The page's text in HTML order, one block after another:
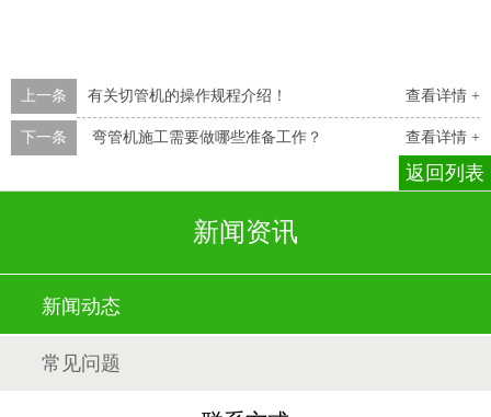
查看详情 +
上一条 有关切管机的操作规程介绍！
查看详情 +
下一条 弯管机施工需要做哪些准备工作？
返回列表
新闻资讯
新闻动态
常见问题